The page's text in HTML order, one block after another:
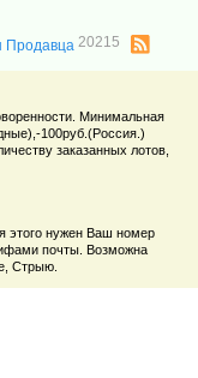
Продавца20215
Минимальная
100руб.(Россия.)
заказанных лотов,
этого нужен Ваш номер
почты. Возможна
Стрыю.